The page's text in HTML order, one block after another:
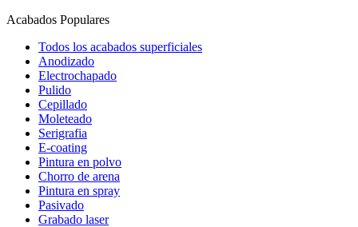
Acabados Populares
Todos los acabados superficiales
Anodizado
Electrochapado
Pulido
Cepillado
Moleteado
Serigrafia
E-coating
Pintura en polvo
Chorro de arena
Pintura en spray
Pasivado
Grabado laser